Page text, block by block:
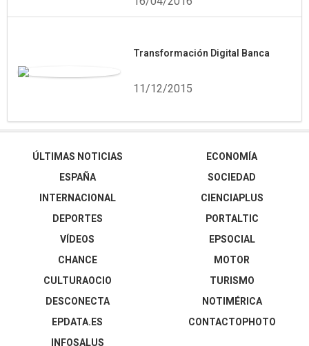
Transformación Digital Banca
11/12/2015
ÚLTIMAS NOTICIAS
ESPAÑA
INTERNACIONAL
DEPORTES
VÍDEOS
ECONOMÍA
SOCIEDAD
CIENCIAPLUS
PORTALTIC
EPSOCIAL
CHANCE
CULTURAOCIO
DESCONECTA
EPDATA.ES
INFOSALUS
MOTOR
TURISMO
NOTIMÉRICA
CONTACTOPHOTO